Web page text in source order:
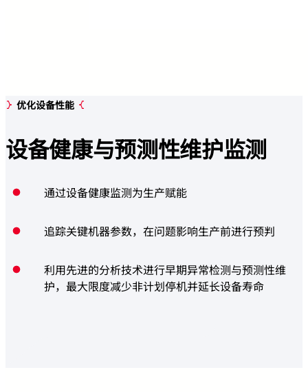
优化设备性能
设备健康与预测性维护监测
通过设备健康监测为生产赋能
追踪关键机器参数，在问题影响生产前进行预判
利用先进的分析技术进行早期异常检测与预测性维
护，最大限度减少非计划停机并延长设备寿命